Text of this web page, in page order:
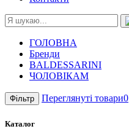
ГОЛОВНА
Бренди
BALDESSARINI
ЧОЛОВІКАМ
Фільтр Переглянуті товари0
Каталог